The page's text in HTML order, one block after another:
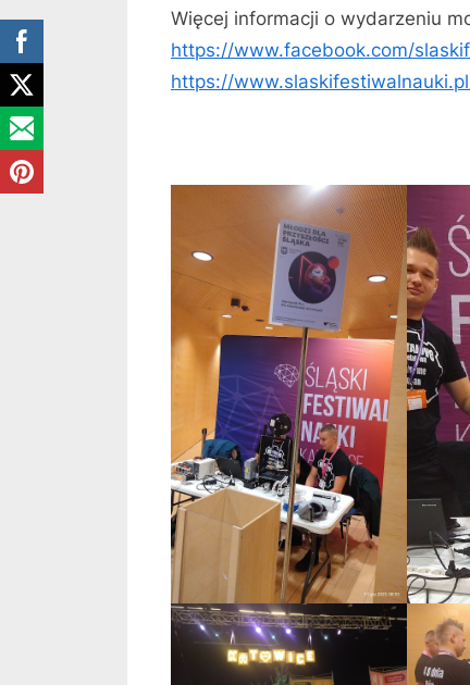
Więcej informacji o wydarzeniu
https://www.facebook.com/
https://